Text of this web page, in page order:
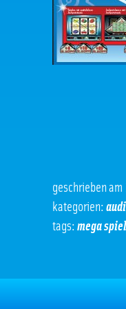
geschrieben
kategorien:
tags: mega spiel